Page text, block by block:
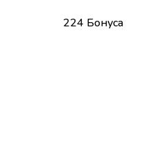
224 Бонуса